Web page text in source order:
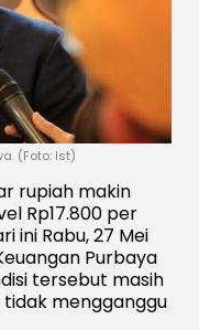
(Foto: Ist)
rupiah makin
Rp17.800 per
ini Rabu, 27 Mei
Purbaya
tersebut masih
mengganggu